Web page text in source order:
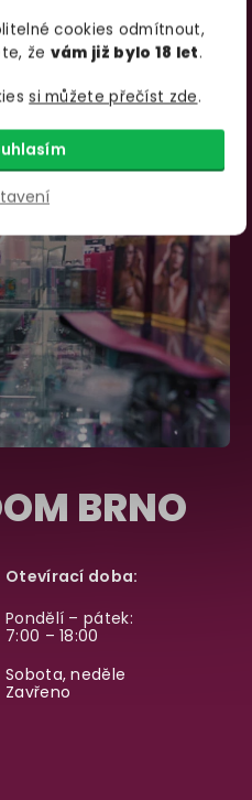
cookies odmítnout,
že vám již bylo 18 let.
si můžete přečíst zde.
info@yoo.cz
BRNO
Otevírací doba:
Pondělí – pátek:
7:00 – 18:00
Sobota, neděle
Zavřeno